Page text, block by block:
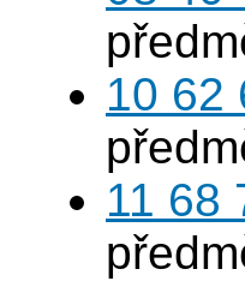
10 62
11 68